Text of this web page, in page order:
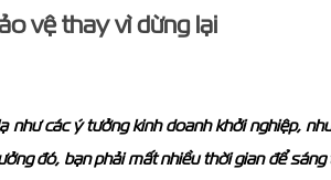
vệ thay vì dừng lại
các ý tưởng kinh doanh khởi nghiệp,
đó, bạn phải mất nhiều thời gian để sáng